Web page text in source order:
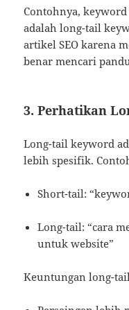
Contohnya,
adalah long-tail
artikel SEO karena
benar mencari
3. Perhatikan
Long-tail keyword
lebih spesifik.
Short-tail:
Long-tail: “cara
untuk website”
Keuntungan long-